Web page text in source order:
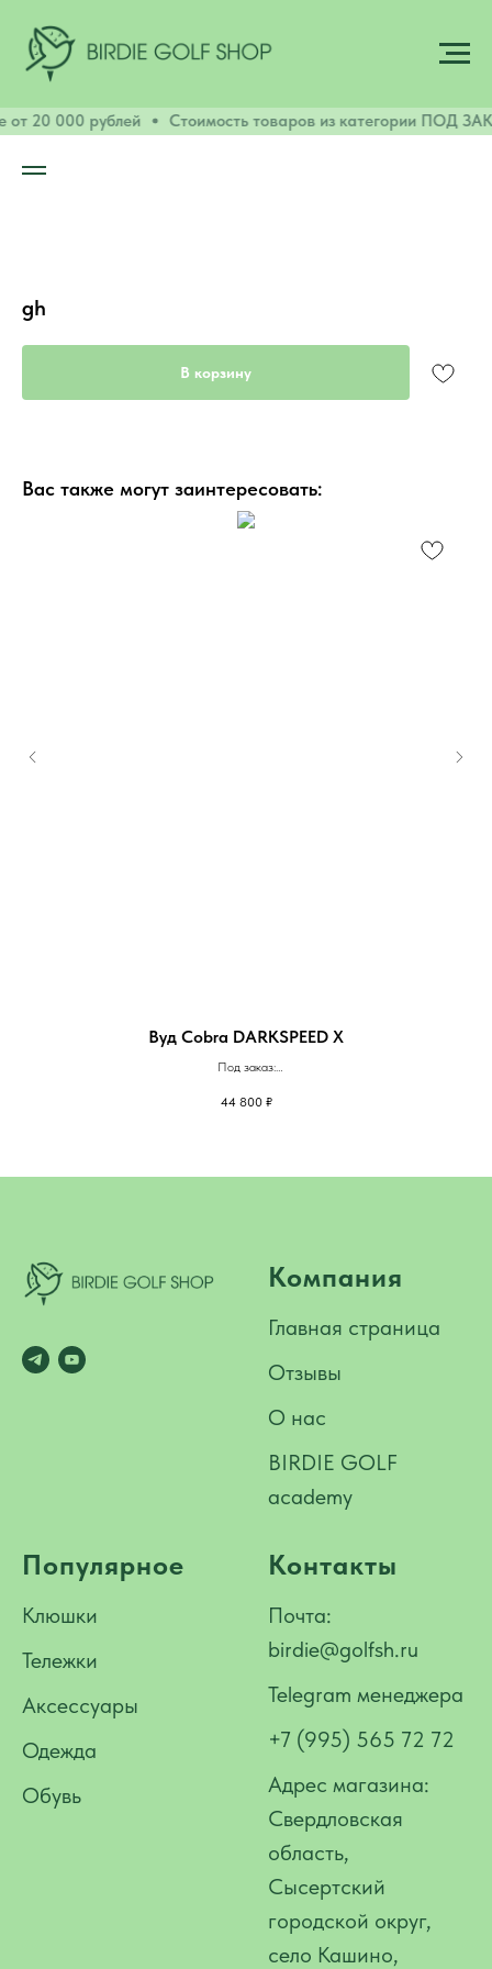
от 20 000 рублей Стоимость товаров из категории ПОД
gh
В корзину
Вас также могут заинтересовать:
Вуд Cobra DARKSPEED X
Под заказ:
Доставка в другие города - 6 недель
44 800 ₽
Компания
Главная страница
Отзывы
О нас
BIRDIE GOLF
academy
Популярное
Клюшки
Тележки
Аксессуары
Одежда
Обувь
Контакты
Почта:
birdie@golfsh.ru
Telegram менеджера
+7 (995) 565 72 72
Адрес магазина:
Свердловская
область,
Сысертский
городской округ,
село Кашино,